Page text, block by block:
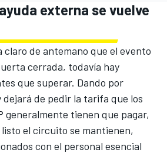
externa se vuelve
claro de antemano que el evento
cerrada, todavía hay
que superar. Dando por
de pedir la tarifa que los
generalmente tienen que pagar,
el circuito se mantienen,
con el personal esencial